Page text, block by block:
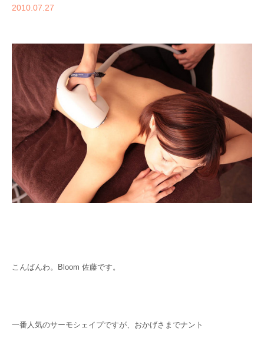
2010.07.27
こんばんわ。Bloom 佐藤です。
一番人気のサーモシェイプですが、おかげさまでナント